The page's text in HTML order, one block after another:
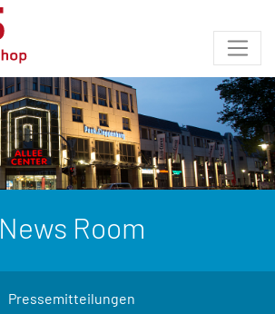
News Room
Pressemitteilungen